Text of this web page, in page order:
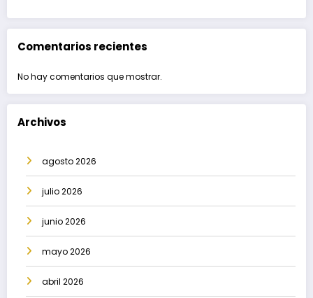
Comentarios recientes
No hay comentarios que mostrar.
Archivos
agosto 2026
julio 2026
junio 2026
mayo 2026
abril 2026